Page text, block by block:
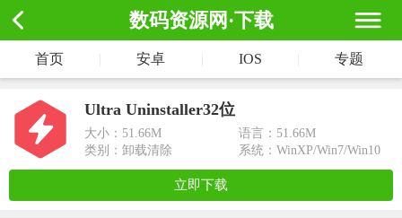
数码资源网·下载
首页 安卓 IOS 专题
Ultra Uninstaller32位
大小： 51.66M
语言：51.66M
类别：卸载清除
系统：WinXP/Win7/Win10
立即下载